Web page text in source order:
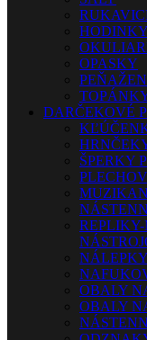
HODINKY
OPASKY
DARČEKOVÉ
ŠPERKY
NÁLEPKY
OBALY
OBALY